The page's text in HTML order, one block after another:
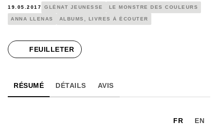
19.05.2017 GLÉNAT JEUNESSE LE MONSTRE DES COULEURS
ANNA LLENAS ALBUMS, LIVRES À ÉCOUTER
FEUILLETER
RÉSUMÉ DÉTAILS AVIS
FR EN